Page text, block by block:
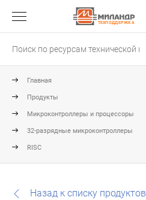
ТЕХПОДДЕРЖКА
Главная
Продукты
Микроконтроллеры и процессоры
32-разрядные микроконтроллеры
RISC
Назад к списку продуктов